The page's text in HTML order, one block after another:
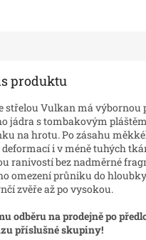
produktu
střelou Vulkan má výbornou
jádra s tombakovým
na hrotu. Po zásahu
i v méně tuhých
ranivostí bez nadměrné
omezení průniku do
zvěře až po vysokou.
odběru na prodejně po
příslušné skupiny!